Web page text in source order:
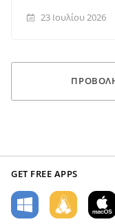
23 Ιουλίου 2026
GET FREE APPS